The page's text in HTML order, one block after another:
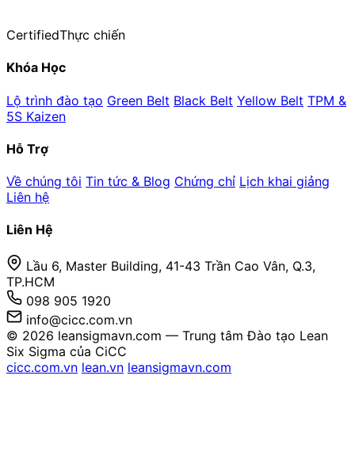
CertifiedThực chiến
Khóa Học
Lộ trình đào tạo Green Belt Black Belt Yellow Belt TPM &
5S Kaizen
Hỗ Trợ
Về chúng tôi Tin tức & Blog Chứng chỉ Lịch khai giảng
Liên hệ
Liên Hệ
Lầu 6, Master Building, 41-43 Trần Cao Vân, Q.3,
TP.HCM
098 905 1920
info@cicc.com.vn
© 2026 leansigmavn.com — Trung tâm Đào tạo Lean
Six Sigma của CiCC
cicc.com.vn lean.vn leansigmavn.com